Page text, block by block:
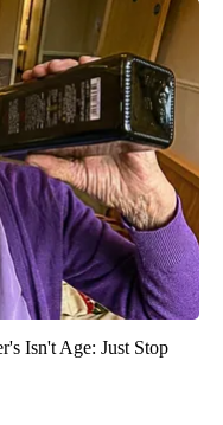
Isn't Age: Just Stop